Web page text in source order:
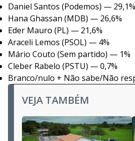
Daniel Santos (Podemos) — 29,1%
Hana Ghassan (MDB) — 26,6%
Eder Mauro (PL) — 21,6%
Araceli Lemos (PSOL) — 4%
Mário Couto (Sem partido) — 1%
Cleber Rabelo (PSTU) — 0,7%
Branco/nulo + Não sabe/Não
VEJA TAMBÉM